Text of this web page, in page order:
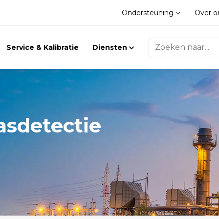
Ondersteuning Over
Trilling
Gasdetectie
Accessoires
Gasdetectie
Service & Kalibratie Diensten